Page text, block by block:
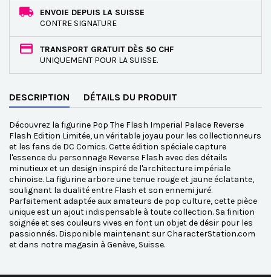
ENVOIE DEPUIS LA SUISSE
CONTRE SIGNATURE
TRANSPORT GRATUIT DÈS 50 CHF
UNIQUEMENT POUR LA SUISSE.
DESCRIPTION DÉTAILS DU PRODUIT
Découvrez la figurine Pop The Flash Imperial Palace Reverse
Flash Edition Limitée, un véritable joyau pour les collectionneurs
et les fans de DC Comics. Cette édition spéciale capture
l'essence du personnage Reverse Flash avec des détails
minutieux et un design inspiré de l'architecture impériale
chinoise. La figurine arbore une tenue rouge et jaune éclatante,
soulignant la dualité entre Flash et son ennemi juré.
Parfaitement adaptée aux amateurs de pop culture, cette pièce
unique est un ajout indispensable à toute collection. Sa finition
soignée et ses couleurs vives en font un objet de désir pour les
passionnés. Disponible maintenant sur CharacterStation.com
et dans notre magasin à Genève, Suisse.